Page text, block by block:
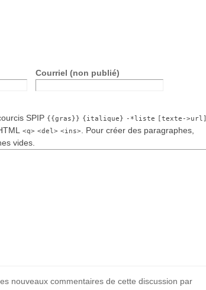
Courriel (non publié)
SPIP {{gras}} {italique} -*liste [texte->url]
<q> <del> <ins>
. Pour créer des paragraphes,
vides.
nouveaux commentaires de cette discussion par